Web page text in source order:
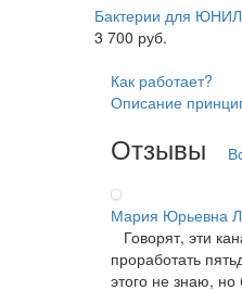
Бактерии для
3 700 руб.
Как работает?
Описание
Отзывы
Мария Юрьевна
Говорят, эти
проработать
этого не знаю,